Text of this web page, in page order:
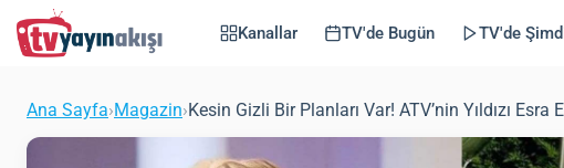
Kanallar TV'de Bugün TV'de
Ana Sayfa›Magazin›Kesin Gizli Bir Planları Var! ATV’nin Yıldızı Esra